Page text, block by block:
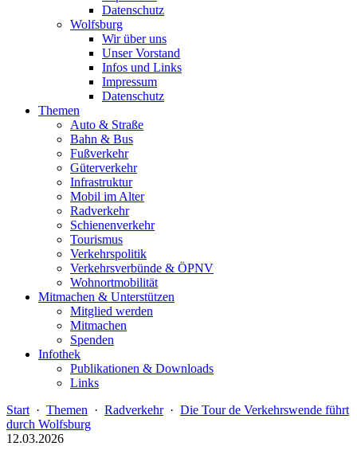
Datenschutz
Wolfsburg
Wir über uns
Unser Vorstand
Infos und Links
Impressum
Datenschutz
Themen
Auto & Straße
Bahn & Bus
Fußverkehr
Güterverkehr
Infrastruktur
Mobil im Alter
Radverkehr
Schienenverkehr
Tourismus
Verkehrspolitik
Verkehrsverbünde & ÖPNV
Wohnortmobilität
Mitmachen & Unterstützen
Mitglied werden
Mitmachen
Spenden
Infothek
Publikationen & Downloads
Links
Start · Themen · Radverkehr· Die Tour de Verkehrswende führt
durch Wolfsburg
12.03.2026